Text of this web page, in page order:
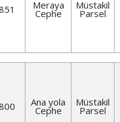
Meraya
Cephe
Müstakil
Parsel
Ana yola
Cephe
Müstakil
Parsel